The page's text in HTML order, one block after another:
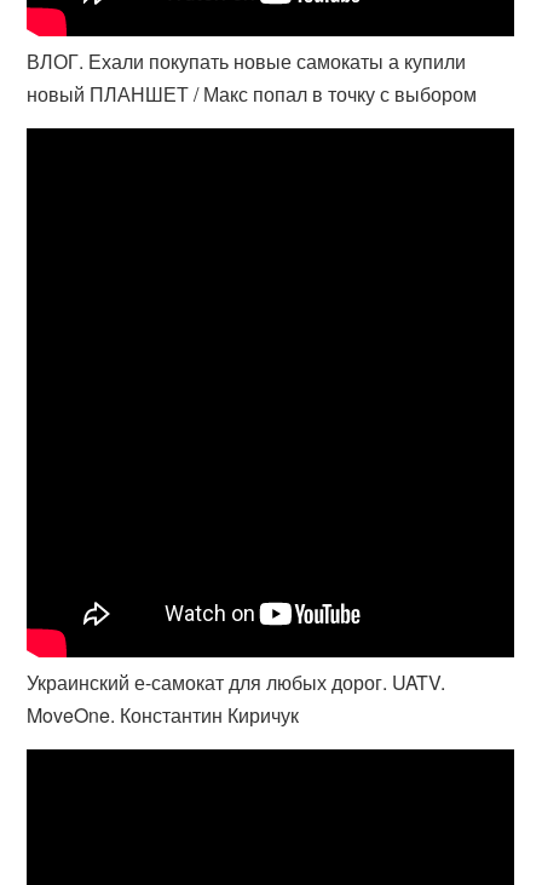
ВЛОГ. Ехали покупать новые самокаты а купили
новый ПЛАНШЕТ / Макс попал в точку с выбором
Украинский е-самокат для любых дорог. UATV.
MoveOne. Константин Киричук